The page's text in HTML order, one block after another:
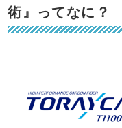
術』ってなに？